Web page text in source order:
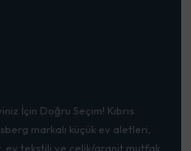
İçin Doğru Seçim! Kıbrıs
markalı küçük ev aletleri,
ev tekstili ve çelik/granit mutfak